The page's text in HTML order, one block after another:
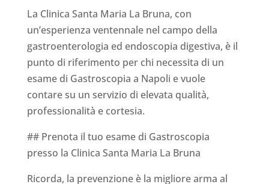
La Clinica Santa Maria La Bruna, con
un’esperienza ventennale nel campo della
gastroenterologia ed endoscopia digestiva, è il
punto di riferimento per chi necessita di un
esame di Gastroscopia a Napoli e vuole
contare su un servizio di elevata qualità,
professionalità e cortesia.
## Prenota il tuo esame di Gastroscopia
presso la Clinica Santa Maria La Bruna
Ricorda, la prevenzione è la migliore arma al